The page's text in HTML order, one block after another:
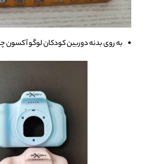
به روی بدنه دوربین کودکان لوگو